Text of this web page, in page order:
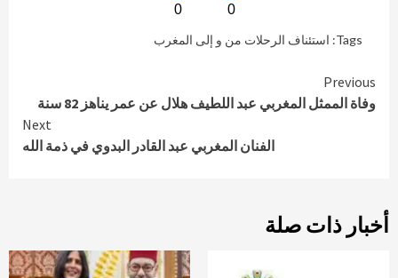
0
0
Tags: استئناف الرحلات من و إلى المغرب
Continue
Reading
Previous
وفاة الممثل المغربي عبد اللطيف هلال عن عمر يناهز 82 سنة
Next
الفنان المغربي عبد القادر البدوي في ذمة الله
أخبار ذات صلة